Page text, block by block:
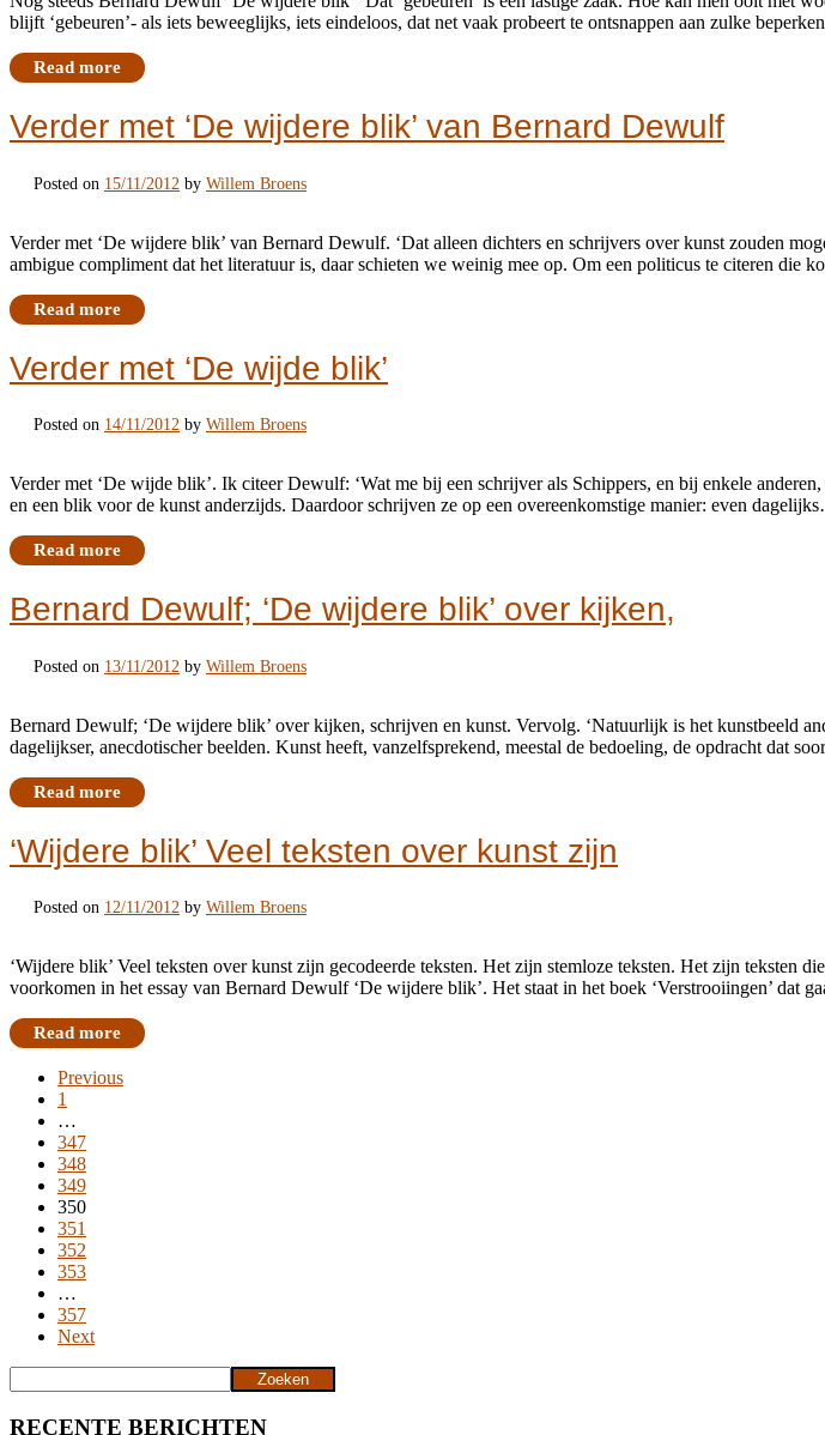
blijft ‘gebeuren’- als iets beweeglijks, iets eindeloos, dat net vaak probeert te ontsnappen aan zulke
Read more
Verder met ‘De wijdere blik’ van Bernard Dewulf
Posted on 15/11/2012 by Willem Broens
Verder met ‘De wijdere blik’ van Bernard Dewulf. ‘Dat alleen dichters en schrijvers over kunst zouden
ambigue compliment dat het literatuur is, daar schieten we weinig mee op. Om een politicus te citeren die
Read more
Verder met ‘De wijde blik’
Posted on 14/11/2012 by Willem Broens
Verder met ‘De wijde blik’. Ik citeer Dewulf: ‘Wat me bij een schrijver als Schippers, en bij enkele
en een blik voor de kunst anderzijds. Daardoor schrijven ze op een overeenkomstige manier: even
Read more
Bernard Dewulf; ‘De wijdere blik’ over kijken,
Posted on 13/11/2012 by Willem Broens
Bernard Dewulf; ‘De wijdere blik’ over kijken, schrijven en kunst. Vervolg. ‘Natuurlijk is het kunstbeeld
dagelijkser, anecdotischer beelden. Kunst heeft, vanzelfsprekend, meestal de bedoeling, de opdracht dat
Read more
‘Wijdere blik’ Veel teksten over kunst zijn
Posted on 12/11/2012 by Willem Broens
‘Wijdere blik’ Veel teksten over kunst zijn gecodeerde teksten. Het zijn stemloze teksten. Het zijn
voorkomen in het essay van Bernard Dewulf ‘De wijdere blik’. Het staat in het boek ‘Verstrooiingen’ dat
Read more
Berichten
paginering
Previous
1
…
347
348
349
350
351
352
353
…
357
Next
Zoeken
RECENTE BERICHTEN